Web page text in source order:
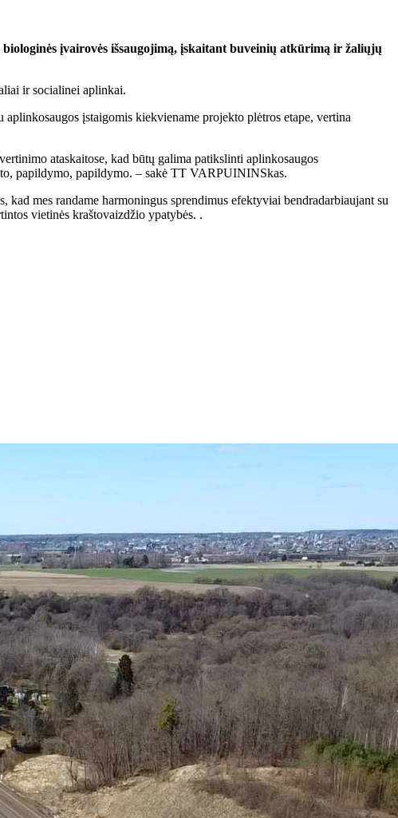
įvairovės išsaugojimą, įskaitant buveinių atkūrimą ir žaliųjų
ir socialinei aplinkai.
įstaigomis kiekviename projekto plėtros etape, vertina
ataskaitose, kad būtų galima patikslinti aplinkosaugos
papildymo, papildymo. – sakė TT VARPUININSkas.
mes randame harmoningus sprendimus efektyviai bendradarbiaujant su
vietinės kraštovaizdžio ypatybės. .